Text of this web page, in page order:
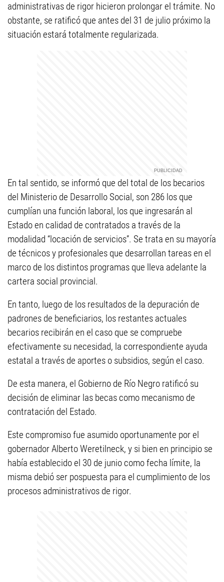
administrativas de rigor hicieron prolongar el trámite. No
obstante, se ratificó que antes del 31 de julio próximo la
situación estará totalmente regularizada.
En tal sentido, se informó que del total de los becarios
del Ministerio de Desarrollo Social, son 286 los que
cumplían una función laboral, los que ingresarán al
Estado en calidad de contratados a través de la
modalidad “locación de servicios”. Se trata en su mayoría
de técnicos y profesionales que desarrollan tareas en el
marco de los distintos programas que lleva adelante la
cartera social provincial.
En tanto, luego de los resultados de la depuración de
padrones de beneficiarios, los restantes actuales
becarios recibirán en el caso que se compruebe
efectivamente su necesidad, la correspondiente ayuda
estatal a través de aportes o subsidios, según el caso.
De esta manera, el Gobierno de Río Negro ratificó su
decisión de eliminar las becas como mecanismo de
contratación del Estado.
Este compromiso fue asumido oportunamente por el
gobernador Alberto Weretilneck, y si bien en principio se
había establecido el 30 de junio como fecha límite, la
misma debió ser pospuesta para el cumplimiento de los
procesos administrativos de rigor.